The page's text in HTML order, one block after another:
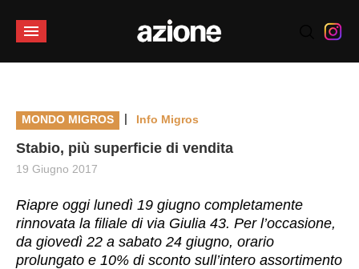
MONDO MIGROS | Info Migros
Stabio, più superficie di vendita
19 Giugno 2017
Riapre oggi lunedì 19 giugno completamente
rinnovata la filiale di via Giulia 43. Per l’occasione,
da giovedì 22 a sabato 24 giugno, orario
prolungato e 10% di sconto sull’intero assortimento